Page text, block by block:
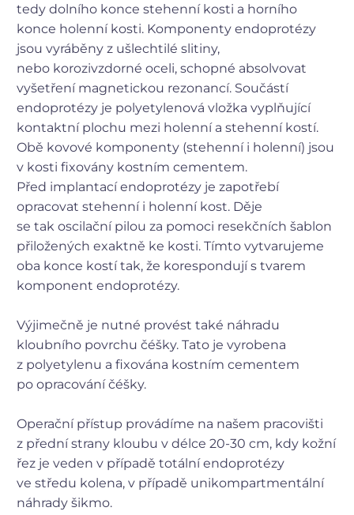
tedy dolního konce stehenní kosti a horního
konce holenní kosti. Komponenty endoprotézy
jsou vyráběny z ušlechtilé slitiny,
nebo korozivzdorné oceli, schopné absolvovat
vyšetření magnetickou rezonancí. Součástí
endoprotézy je polyetylenová vložka vyplňující
kontaktní plochu mezi holenní a stehenní kostí.
Obě kovové komponenty (stehenní i holenní) jsou
v kosti fixovány kostním cementem.
Před implantací endoprotézy je zapotřebí
opracovat stehenní i holenní kost. Děje
se tak oscilační pilou za pomoci resekčních šablon
přiložených exaktně ke kosti. Tímto vytvarujeme
oba konce kostí tak, že korespondují s tvarem
komponent endoprotézy.
Výjimečně je nutné provést také náhradu
kloubního povrchu čéšky. Tato je vyrobena
z polyetylenu a fixována kostním cementem
po opracování čéšky.
Operační přístup provádíme na našem pracovišti
z přední strany kloubu v délce 20-30 cm, kdy kožní
řez je veden v případě totální endoprotézy
ve středu kolena, v případě unikompartmentální
náhrady šikmo.